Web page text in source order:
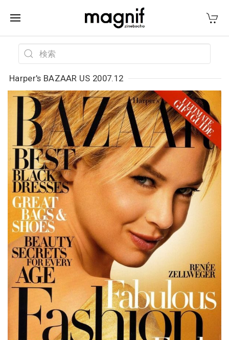
Harper's BAZAAR US 2007.12